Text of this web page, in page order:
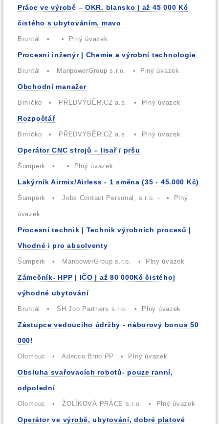
Práce ve výrobě – OKR. blansko | až 45 000 Kč
čistého s ubytováním, mavo
Bruntál • • Plný úvazek
Procesní inženýr | Chemie a výrobní technologie
Bruntál • ManpowerGroup s.r.o. • Plný úvazek
Obchodní manažer
Brníčko • PŘEDVÝBĚR.CZ a.s. • Plný úvazek
Rozpočtář
Brníčko • PŘEDVÝBĚR.CZ a.s. • Plný úvazek
Operátor CNC strojů – lisař / pršu
Šumperk • • Plný úvazek
Lakýrník Airmix/Airless - 1 směna (35 - 45.000 Kč)
Šumperk • Jobs Contact Personal, s.r.o. - • Plný
úvazek
Procesní technik | Technik výrobních procesů |
Vhodné i pro absolventy
Šumperk • ManpowerGroup s.r.o. • Plný úvazek
Zámečník- HPP | IČO | až 80 000Kč čistého|
výhodné ubytování
Bruntál • SH Job Partners s.r.o. • Plný úvazek
Zástupce vedoucího údržby - náborový bonus 50
000!
Olomouc • Adecco Brno PP • Plný úvazek
Obsluha svařovacích robotů- pouze ranní,
odpolední
Olomouc • ŽOLÍKOVÁ PRÁCE s.r.o. • Plný úvazek
Operátor ve výrobě, ubytování, dobré platové